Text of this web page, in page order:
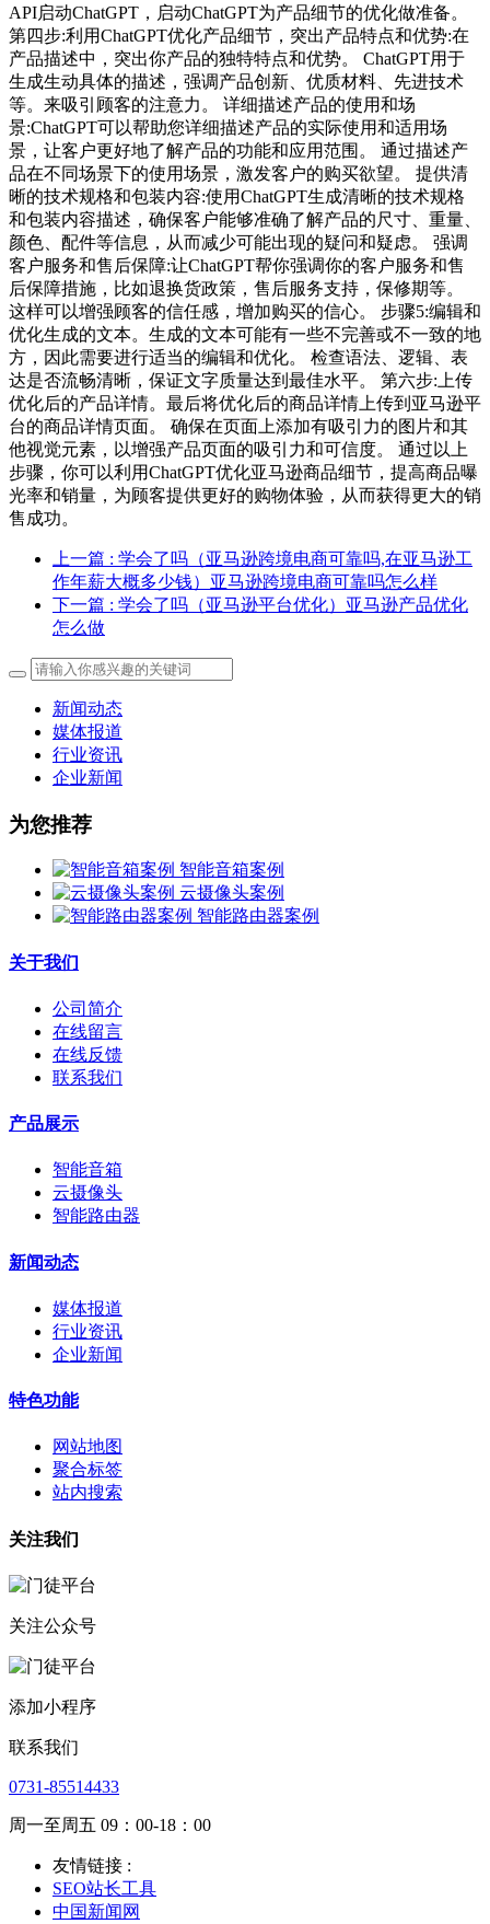
API启动ChatGPT，启动ChatGPT为产品细节的优化做准备。
第四步:利用ChatGPT优化产品细节，突出产品特点和优势:在
产品描述中，突出你产品的独特特点和优势。 ChatGPT用于
生成生动具体的描述，强调产品创新、优质材料、先进技术
等。来吸引顾客的注意力。 详细描述产品的使用和场
景:ChatGPT可以帮助您详细描述产品的实际使用和适用场
景，让客户更好地了解产品的功能和应用范围。 通过描述产
品在不同场景下的使用场景，激发客户的购买欲望。 提供清
晰的技术规格和包装内容:使用ChatGPT生成清晰的技术规格
和包装内容描述，确保客户能够准确了解产品的尺寸、重量、
颜色、配件等信息，从而减少可能出现的疑问和疑虑。 强调
客户服务和售后保障:让ChatGPT帮你强调你的客户服务和售
后保障措施，比如退换货政策，售后服务支持，保修期等。
这样可以增强顾客的信任感，增加购买的信心。 步骤5:编辑和
优化生成的文本。生成的文本可能有一些不完善或不一致的地
方，因此需要进行适当的编辑和优化。 检查语法、逻辑、表
达是否流畅清晰，保证文字质量达到最佳水平。 第六步:上传
优化后的产品详情。最后将优化后的商品详情上传到亚马逊平
台的商品详情页面。 确保在页面上添加有吸引力的图片和其
他视觉元素，以增强产品页面的吸引力和可信度。 通过以上
步骤，你可以利用ChatGPT优化亚马逊商品细节，提高商品曝
光率和销量，为顾客提供更好的购物体验，从而获得更大的销
售成功。
上一篇 : 学会了吗（亚马逊跨境电商可靠吗,在亚马逊工
作年薪大概多少钱）亚马逊跨境电商可靠吗怎么样
下一篇 : 学会了吗（亚马逊平台优化）亚马逊产品优化
怎么做
新闻动态
媒体报道
行业资讯
企业新闻
为您推荐
智能音箱案例
云摄像头案例
智能路由器案例
关于我们
公司简介
在线留言
在线反馈
联系我们
产品展示
智能音箱
云摄像头
智能路由器
新闻动态
媒体报道
行业资讯
企业新闻
特色功能
网站地图
聚合标签
站内搜索
关注我们
关注公众号
添加小程序
联系我们
0731-85514433
周一至周五 09：00-18：00
友情链接 :
SEO站长工具
中国新闻网